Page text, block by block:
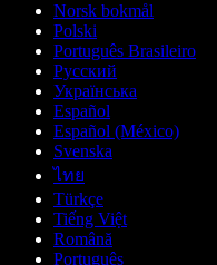
Norsk bokmål
Polski
Português Brasileiro
Русский
Українська
Español
Español (México)
Svenska
ไทย
Türkçe
Tiếng Việt
Română
Português